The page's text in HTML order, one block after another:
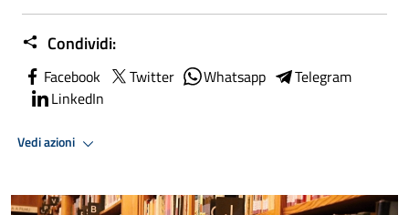
Condividi:
Facebook Twitter Whatsapp
Telegram
LinkedIn
Vedi azioni